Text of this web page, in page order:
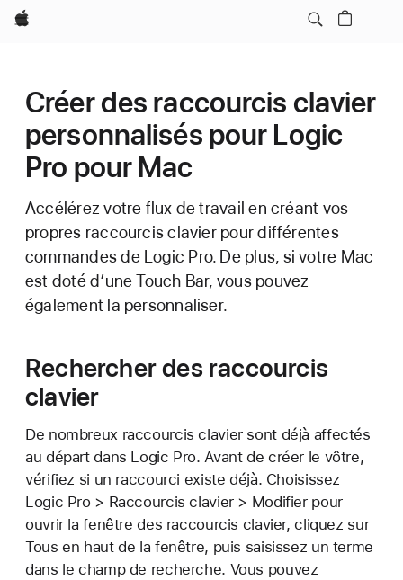
Apple
Créer des raccourcis clavier
personnalisés pour Logic
Pro pour Mac
Accélérez votre flux de travail en créant vos
propres raccourcis clavier pour différentes
commandes de Logic Pro. De plus, si votre Mac
est doté d’une Touch Bar, vous pouvez
également la personnaliser.
Rechercher des raccourcis
clavier
De nombreux raccourcis clavier sont déjà affectés
au départ dans Logic Pro. Avant de créer le vôtre,
vérifiez si un raccourci existe déjà. Choisissez
Logic Pro > Raccourcis clavier > Modifier pour
ouvrir la fenêtre des raccourcis clavier, cliquez sur
Tous en haut de la fenêtre, puis saisissez un terme
dans le champ de recherche. Vous pouvez